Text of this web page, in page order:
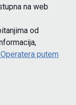
na web
od
putem